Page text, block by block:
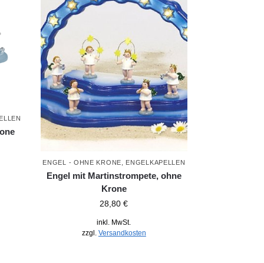
ENGEL - OHNE KRONE ENGELKAPELLEN
Engel mit Martinstrompete, ohne
Krone
28,80€
inkl. MwSt.
zzgl. Versandkosten